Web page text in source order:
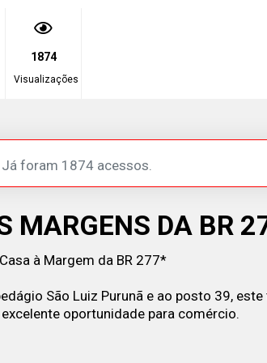
1874
Visualizações
Já foram 1874 acessos.
MARGENS DA BR
à Margem da BR 277*
São Luiz Purunã e ao posto 39,
oportunidade para comércio.